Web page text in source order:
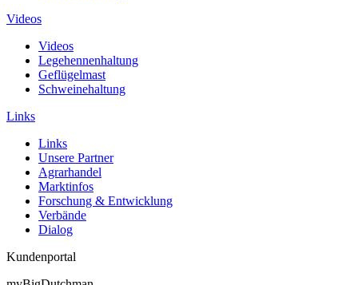
Videos
Videos
Legehennenhaltung
Geflügelmast
Schweinehaltung
Links
Links
Unsere Partner
Agrarhandel
Marktinfos
Forschung & Entwicklung
Verbände
Dialog
Kundenportal